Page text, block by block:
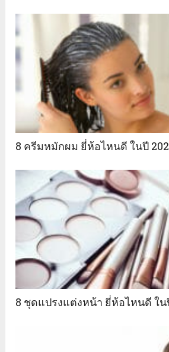
8 ครีมหมักผม ยี่ห้อไหนดี ในปี
8 ชุดแปรงแต่งหน้า ยี่ห้อไหนดี ใน